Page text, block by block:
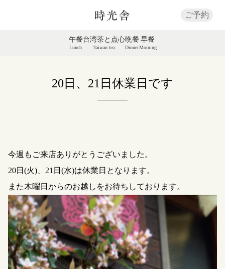
ご予約
午餐
Lunch
台湾茶と点心
Taiwan tea
晩餐
Dinner
早餐
Morning
20日、21日休業日です
今週もご来店ありがとうございました。
20日(火)、21日(水)は休業日となります。
また木曜日からのお越しをお待ちしております。